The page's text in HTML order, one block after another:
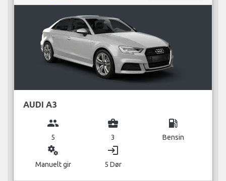
AUDI A3
group
5
business_center
3
local_gas_station
Bensin
miscellaneous_services
Manuelt gir
login
5 Dør